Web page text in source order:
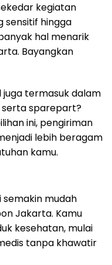
kegiatan
sensitif hingga
hal menarik
Bayangkan
termasuk dalam
sparepart?
ini, pengiriman
lebih beragam
kamu.
mudah
Jakarta. Kamu
kesehatan, mulai
tanpa khawatir